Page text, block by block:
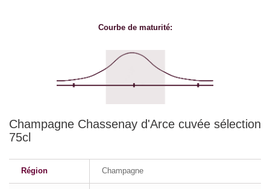
Courbe de maturité:
Champagne Chassenay d'Arce cuvée sélection
75cl
Région Champagne